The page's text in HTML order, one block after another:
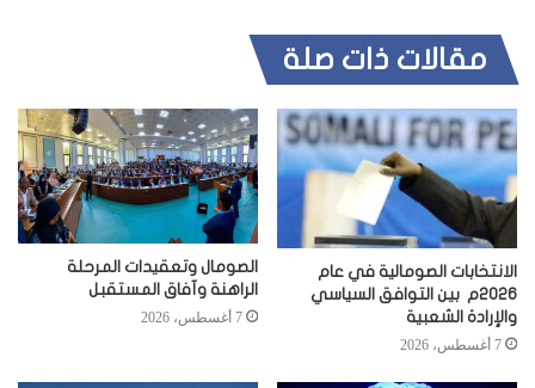
مقالات ذات صلة
الانتخابات الصومالية في عام
2026م بين التوافق السياسي
والإرادة الشعبية
7 أغسطس، 2026
الصومال وتعقيدات المرحلة
الراهنة وآفاق المستقبل
7 أغسطس، 2026